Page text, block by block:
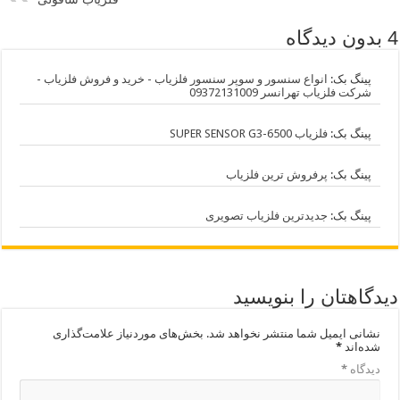
4 بدون دیدگاه
پینگ بک: انواع سنسور و سوپر سنسور فلزیاب - خرید و فروش فلزیاب -
شرکت فلزیاب تهرانسر 09372131009
پینگ بک:فلزیاب SUPER SENSOR G3-6500
پینگ بک: پرفروش ترین فلزیاب
پینگ بک: جدیدترین فلزیاب تصویری
دیدگاهتان را بنویسید
نشانی ایمیل شما منتشر نخواهد شد. بخش‌های موردنیاز علامت‌گذاری
شده‌اند*
دیدگاه*